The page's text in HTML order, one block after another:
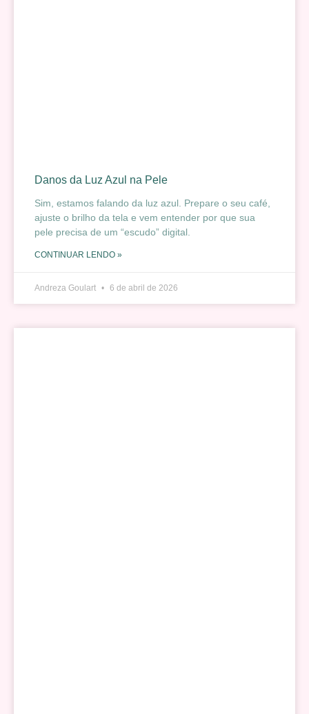
Danos da Luz Azul na Pele
Sim, estamos falando da luz azul. Prepare o seu café,
ajuste o brilho da tela e vem entender por que sua
pele precisa de um “escudo” digital.
CONTINUAR LENDO »
Andreza Goulart 6 de abril de 2026